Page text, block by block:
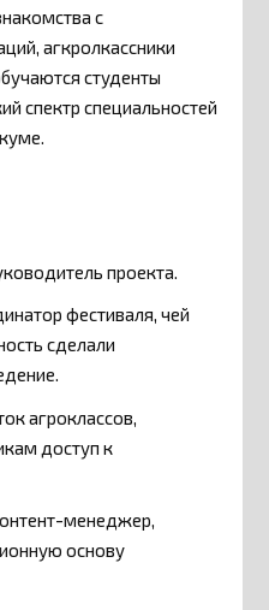
с
агкролкассники
студенты
спектр специальностей
проекта.
фестиваля, чей
сделали
агроклассов,
доступ к
менеджер,
основу